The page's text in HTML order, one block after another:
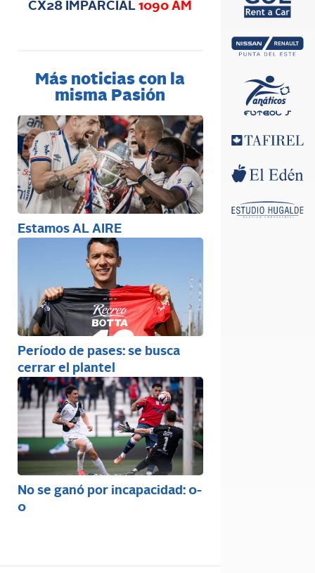
CX28 IMPARCIAL1090 AM
Más noticias con la
misma Pasión
Estamos AL AIRE
Período de pases: se busca
cerrar el plantel
No se ganó por incapacidad: 0-
0